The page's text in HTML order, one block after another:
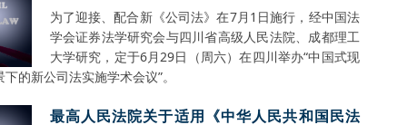
为了迎接、配合新《公司法》在7月1日施行，经中国法
学会证券法学研究会与四川省高级人民法院、成都理工
大学研究，定于6月29日（周六）在四川举办“中国式现
的新公司法实施学术会议”。
最高人民法院关于适用《中华人民共和国民法